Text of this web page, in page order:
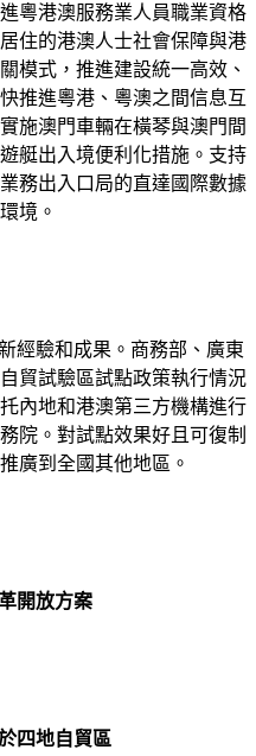
粵港澳服務業人員職業資格
住的港澳人士社會保障與港
模式，推進建設統一高效、
推進粵港、粵澳之間信息互
施澳門車輛在橫琴與澳門間
艇出入境便利化措施。支持
務出入口局的直達國際數據
境。
經驗和成果。商務部、廣東
貿試驗區試點政策執行情況
內地和港澳第三方機構進行
院。對試點效果好且可復制
廣到全國其他地區。
開放方案
四地自貿區